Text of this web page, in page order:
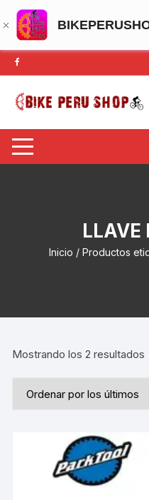
Saltar
al
contenido
LLAVE
Inicio / Productos
Mostrando los 2 resultados